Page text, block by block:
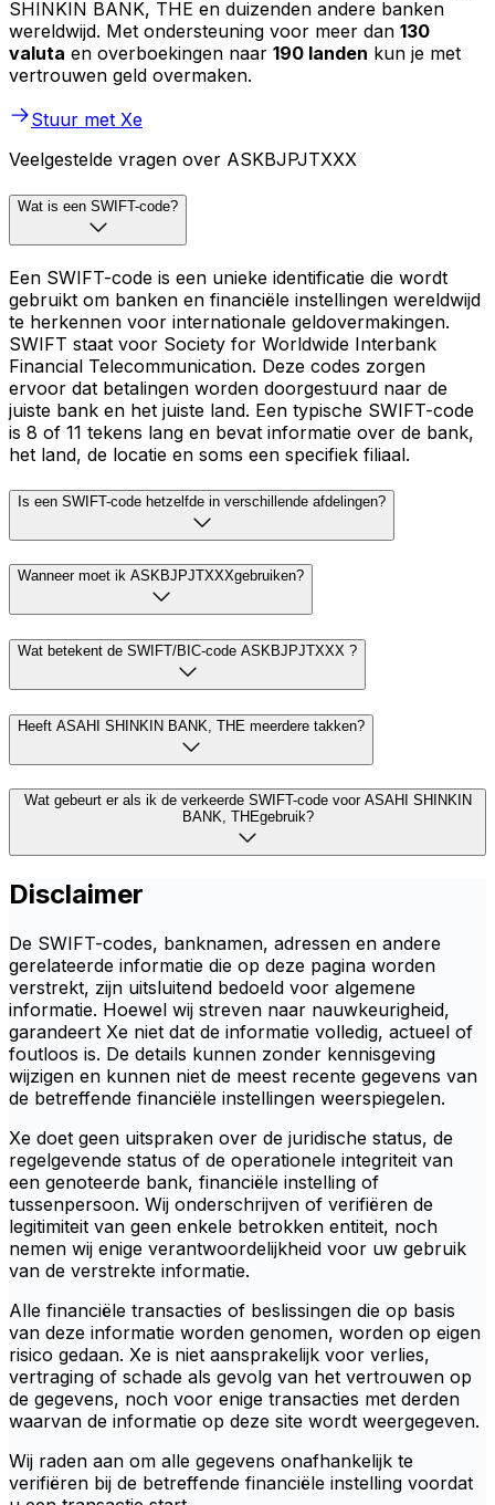
SHINKIN BANK, THE en duizenden andere banken
wereldwijd. Met ondersteuning voor meer dan 130
valuta en overboekingen naar 190 landen kun je met
vertrouwen geld overmaken.
Stuur met Xe
Veelgestelde vragen over ASKBJPJTXXX
Wat is een SWIFT-code?
Een SWIFT-code is een unieke identificatie die wordt
gebruikt om banken en financiële instellingen wereldwijd
te herkennen voor internationale geldovermakingen.
SWIFT staat voor Society for Worldwide Interbank
Financial Telecommunication. Deze codes zorgen
ervoor dat betalingen worden doorgestuurd naar de
juiste bank en het juiste land. Een typische SWIFT-code
is 8 of 11 tekens lang en bevat informatie over de bank,
het land, de locatie en soms een specifiek filiaal.
Is een SWIFT-code hetzelfde in verschillende afdelingen?
Wanneer moet ik ASKBJPJTXXXgebruiken?
Wat betekent de SWIFT/BIC-code ASKBJPJTXXX ?
Heeft ASAHI SHINKIN BANK, THE meerdere takken?
Wat gebeurt er als ik de verkeerde SWIFT-code voor ASAHI SHINKIN
BANK, THEgebruik?
Disclaimer
De SWIFT-codes, banknamen, adressen en andere
gerelateerde informatie die op deze pagina worden
verstrekt, zijn uitsluitend bedoeld voor algemene
informatie. Hoewel wij streven naar nauwkeurigheid,
garandeert Xe niet dat de informatie volledig, actueel of
foutloos is. De details kunnen zonder kennisgeving
wijzigen en kunnen niet de meest recente gegevens van
de betreffende financiële instellingen weerspiegelen.
Xe doet geen uitspraken over de juridische status, de
regelgevende status of de operationele integriteit van
een genoteerde bank, financiële instelling of
tussenpersoon. Wij onderschrijven of verifiëren de
legitimiteit van geen enkele betrokken entiteit, noch
nemen wij enige verantwoordelijkheid voor uw gebruik
van de verstrekte informatie.
Alle financiële transacties of beslissingen die op basis
van deze informatie worden genomen, worden op eigen
risico gedaan. Xe is niet aansprakelijk voor verlies,
vertraging of schade als gevolg van het vertrouwen op
de gegevens, noch voor enige transacties met derden
waarvan de informatie op deze site wordt weergegeven.
Wij raden aan om alle gegevens onafhankelijk te
verifiëren bij de betreffende financiële instelling voordat